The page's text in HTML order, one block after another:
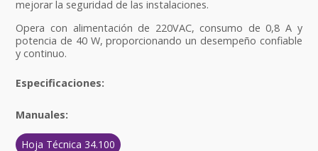
mejorar la seguridad de las instalaciones.
Opera con alimentación de 220VAC, consumo de 0,8 A y
potencia de 40 W, proporcionando un desempeño confiable
y continuo.
Especificaciones:
Manuales:
Hoja Técnica 34.100